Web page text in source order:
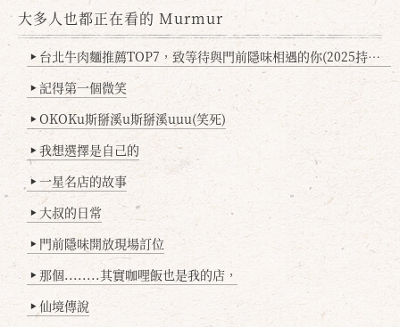
大多人也都正在看的 Murmur
▶ 台北牛肉麵推薦TOP7，致等待與門前隱味相遇的你(2025持續更新
▶ 記得第一個微笑
▶ OKOKu斯掰溪u斯掰溪uuu(笑死)
▶ 我想選擇是自己的
▶ 一星名店的故事
▶ 大叔的日常
▶ 門前隱味開放現場訂位
▶ 那個........其實咖哩飯也是我的店，
▶ 仙境傳說